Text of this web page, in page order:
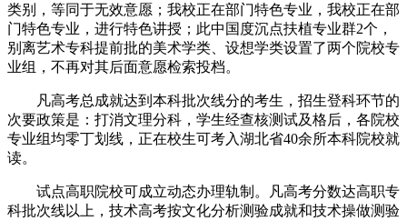
类别，等同于无效意愿；我校正在部门特色专业，我校正在部
门特色专业，进行特色讲授；此中国度沉点扶植专业群2个，
别离艺术专科提前批的美术学类、设想学类设置了两个院校专
业组，不再对其后面意愿检索投档。
凡高考总成就达到本科批次线分的考生，招生登科环节的
次要政策是：打消文理分科，学生经查核测试及格后，各院校
专业组均零丁划线，正在校生可考入湖北省40余所本科院校就
读。
试点高职院校可成立动态办理轨制。凡高考分数达高职专
科批次线以上，技术高考按文化分析测验成就和技术操做测验